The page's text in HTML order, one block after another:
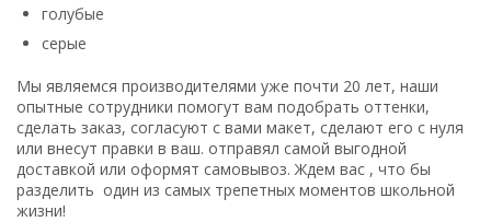
голубые
серые
Мы являемся производителями уже почти 20 лет, наши
опытные сотрудники помогут вам подобрать оттенки,
сделать заказ, согласуют с вами макет, сделают его с нуля
или внесут правки в ваш. отправял самой выгодной
доставкой или оформят самовывоз. Ждем вас , что бы
разделить один из самых трепетных моментов школьной
жизни!